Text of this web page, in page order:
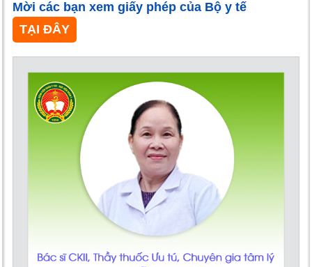
Mời các bạn xem giấy phép của Bộ y tế
TẠI ĐÂY